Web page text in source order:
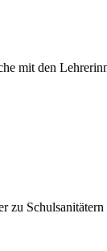
mit den